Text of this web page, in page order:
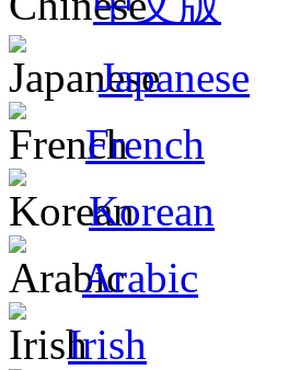
Japanese
French
Korean
Arabic
Irish